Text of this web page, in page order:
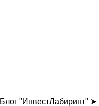
Блог "ИнвестЛабиринт" ➤